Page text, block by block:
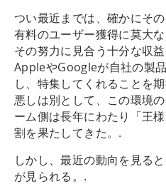
つい最近までは、確かにそ
有料のユーザー獲得に莫大
その努力に見合う十分な収
AppleやGoogleが自社の製
し、特集してくれることを
悪しは別として、この環境
ーム側は長年にわたり「王
割を果たしてきた。.
しかし、最近の動向を見る
が見られる。.